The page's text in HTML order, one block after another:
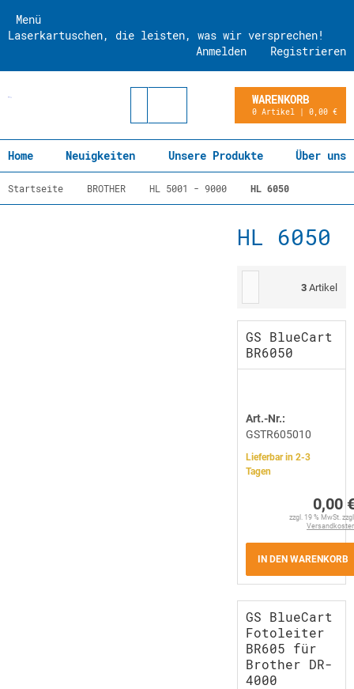
Menü
Laserkartuschen, die leisten, was wir versprechen!
Registrieren
Anmelden
WARENKORB
0 Artikel | 0,00 €
Home Neuigkeiten Unsere Produkte Über uns
Startseite BROTHER HL 5001 - 9000 HL 6050
HL 6050
3 Artikel
GS BlueCart
BR6050
Art.-Nr.:
GSTR605010
Lieferbar in 2-3
Tagen
0,00
zzgl. 19 % MwSt.
IN DEN WARENKORB
GS BlueCart
Fotoleiter
BR605 für
Brother DR-
4000